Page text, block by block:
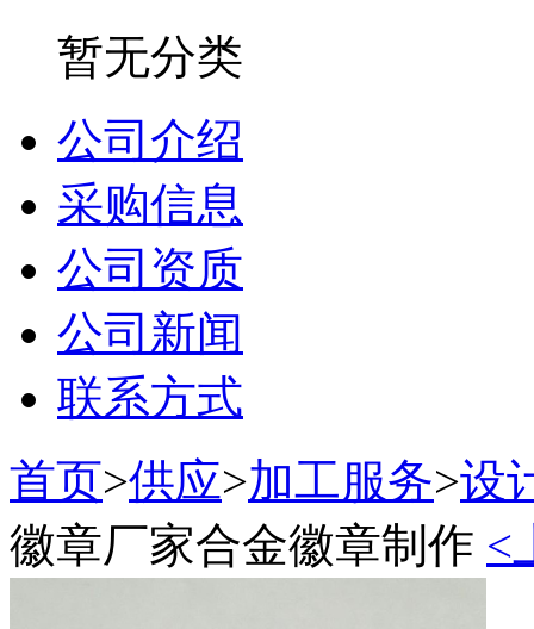
暂无分类
公司介绍
采购信息
公司资质
公司新闻
联系方式
首页>供应>加工服务>设
徽章厂家合金徽章制作 <